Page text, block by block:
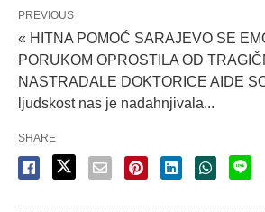
PREVIOUS
« HITNA POMOĆ SARAJEVO SE
PORUKOM OPROSTILA OD
NASTRADALE DOKTORICE AIDE
ljudskost nas je nadahnjivala...
SHARE